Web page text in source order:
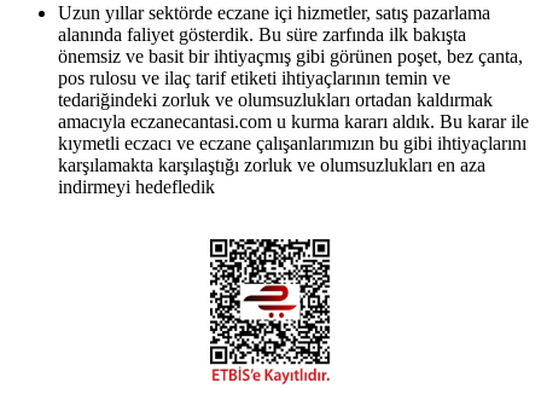
Uzun yıllar sektörde eczane içi hizmetler, satış pazarlama
alanında faliyet gösterdik. Bu süre zarfında ilk bakışta
önemsiz ve basit bir ihtiyaçmış gibi görünen poşet, bez çanta,
pos rulosu ve ilaç tarif etiketi ihtiyaçlarının temin ve
tedariğindeki zorluk ve olumsuzlukları ortadan kaldırmak
amacıyla eczanecantasi.com u kurma kararı aldık. Bu karar ile
kıymetli eczacı ve eczane çalışanlarımızın bu gibi ihtiyaçlarını
karşılamakta karşılaştığı zorluk ve olumsuzlukları en aza
indirmeyi hedefledik